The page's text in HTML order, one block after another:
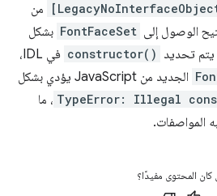
من
FontFaceSet بشكل
تحديد constructor()
في IDL،
الجديد من JavaScript يؤدي بشكل
TypeError: Illegal ، ما
المواصفات.
كان المحتوى مفيدًا؟